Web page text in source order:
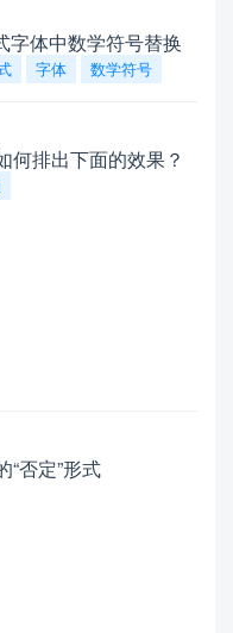
字体中数学符号替换
字体 数学符号
何排出下面的效果？
“否定”形式